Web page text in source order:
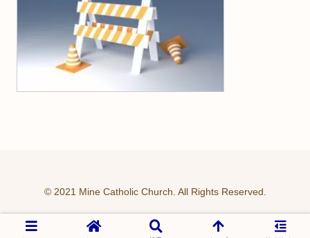
© 2021 Mine Catholic Church. All Rights Reserved.